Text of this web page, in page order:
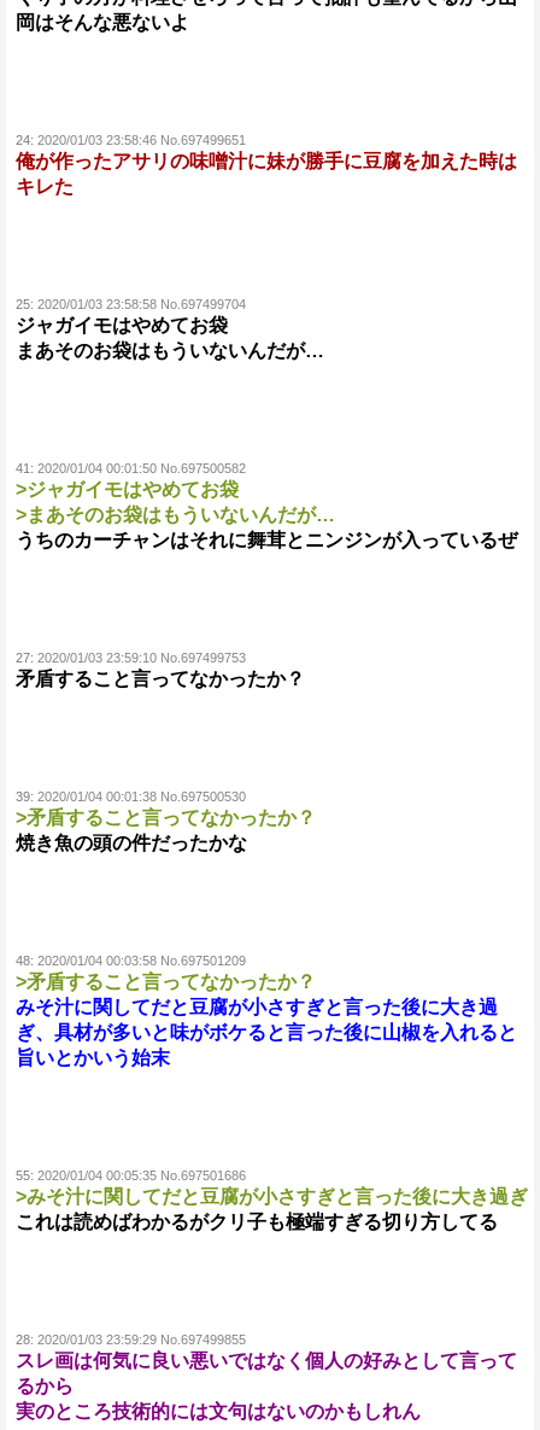
岡はそんな悪ないよ
24: 2020/01/03 23:58:46 No.697499651
俺が作ったアサリの味噌汁に妹が勝手に豆腐を加えた時は
キレた
25: 2020/01/03 23:58:58 No.697499704
ジャガイモはやめてお袋
まあそのお袋はもういないんだが…
41: 2020/01/04 00:01:50 No.697500582
>ジャガイモはやめてお袋
>まあそのお袋はもういないんだが…
うちのカーチャンはそれに舞茸とニンジンが入っているぜ
27: 2020/01/03 23:59:10 No.697499753
矛盾すること言ってなかったか？
39: 2020/01/04 00:01:38 No.697500530
>矛盾すること言ってなかったか？
焼き魚の頭の件だったかな
48: 2020/01/04 00:03:58 No.697501209
>矛盾すること言ってなかったか？
みそ汁に関してだと豆腐が小さすぎと言った後に大き過
ぎ、具材が多いと味がボケると言った後に山椒を入れると
旨いとかいう始末
55: 2020/01/04 00:05:35 No.697501686
>みそ汁に関してだと豆腐が小さすぎと言った後に大き過ぎ
これは読めばわかるがクリ子も極端すぎる切り方してる
28: 2020/01/03 23:59:29 No.697499855
スレ画は何気に良い悪いではなく個人の好みとして言って
るから
実のところ技術的には文句はないのかもしれん